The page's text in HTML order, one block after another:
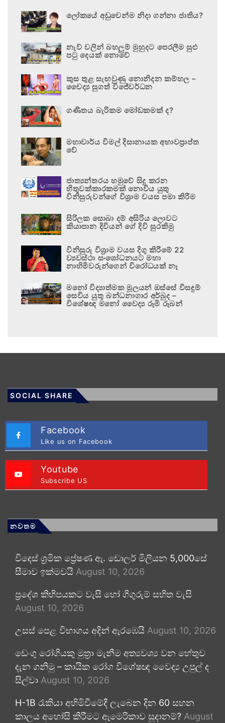
ලෝකයේ අඩුවෙන්ම නිදා ගන්නා ජාතිය?
නැව් වලින් බහලුම් මුහුදට පෙරලීම සුළු
පටු දෙයක් නොවේ
කුස තුළ සැඟවුණු නොනිදන කම්හල –
වෛද්‍ය සුගත් විජේවර්ධන
ගණිතය බැරිකම මෝඩකමක් ද?
මහාචාර්ය විමල් දිසානායක අභාවප්‍රාප්ත
වේ
ජාත්‍යන්තරය හමුවේ සිදු කරන
හිතුවක්කාරකමක් නොවිය යුතු
විනිසුරුවන්ගේ විශ්‍රාම වයස පමා කිරීම
සිරිලක සොබා දම් අසිරිය ලොවට
කියාපාන දිවියන් ගේ දිවි සුරකිමු
විනිසුරු විශ්‍රාම වයස දිගු කිරීමේ 22
ව්‍යවස්ථා සංශෝධනයට මහා
නාහිමිවරුන්ගෙන් විරෝධයක් නෑ
මනෝ විද්‍යාත්මක මූලයන් ඔස්සේ විසඳුම්
සෙවිය යුතු බන්ධනාගාර අර්බුද –
විශේෂඥ මනෝ වෛද්‍ය රූමි රූබන්
SOCIAL SHARE
Facebook
Like us on Facebook
Youtube
Subscribe US
නවතම
විදෙස් ශ්‍රමික ප්‍රේෂණ ඇ. ඩොලර් මිලියන 5,000සේ
සීමාව ඉක්මවයි August 10, 2026
ප්‍රදේශ කිහිපයකට වැසි හෝ ගිගුරුම් සහිත වැසි
August 10, 2026
උසස් පෙළ විභාගය අදින් ඇරඹෙයි August 10, 2026
ඩෙංගු රෝගියකු ⁣මුත්‍රා මැනීම අත්‍යවශ්‍ය වන හේතුව
දැන ගනිමු – කායික රෝග විශේෂඥ වෛද්‍ය උපුල් ද
සිල්වා August 10, 2026
H-1B රැකියා අහිමිවීමේදී ලැබෙන දින 60 සහන
කාලය අහෝසි කිරීමට ඇමෙරිකාව සූදානම්? August